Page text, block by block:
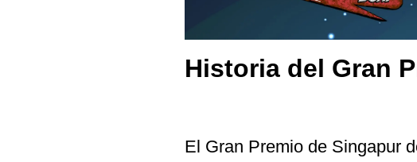
Historia del Gran
El Gran Premio de Singapur